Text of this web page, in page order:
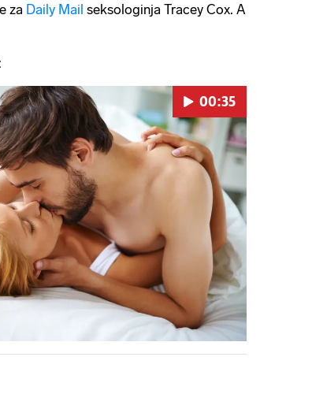
za Daily Mail seksologinja Tracey Cox. A
Pokretanje videa...
00:35